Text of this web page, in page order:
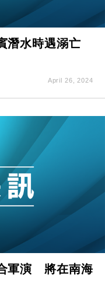
潛水時遇溺亡
April 26, 2024
軍演 將在南海